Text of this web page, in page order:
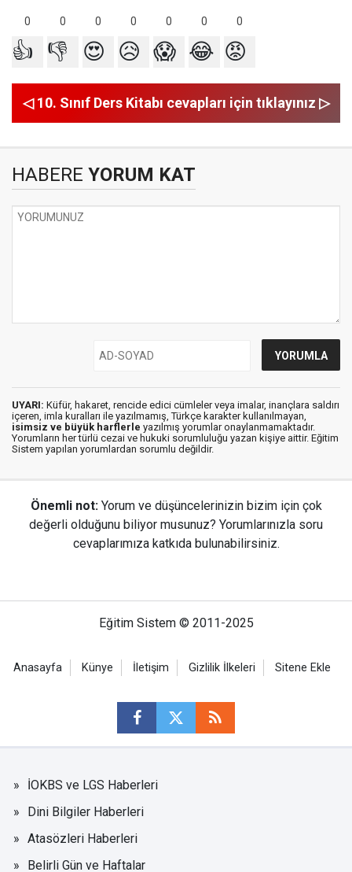
0 0 0 0 0 0 0
👍 👎 😍 😥 😱 😂 😡
◁ 10. Sınıf Ders Kitabı cevapları için tıklayınız ▷
HABERE YORUM KAT
UYARI: Küfür, hakaret, rencide edici cümleler veya imalar, inançlara saldırı
içeren, imla kuralları ile yazılmamış, Türkçe karakter kullanılmayan,
isimsiz ve büyük harflerle yazılmış yorumlar onaylanmamaktadır.
Yorumların her türlü cezai ve hukuki sorumluluğu yazan kişiye aittir. Eğitim
Sistem yapılan yorumlardan sorumlu değildir.
Önemli not: Yorum ve düşüncelerinizin bizim için çok
değerli olduğunu biliyor musunuz? Yorumlarınızla soru
cevaplarımıza katkıda bulunabilirsiniz.
Eğitim Sistem © 2011-2025
Anasayfa Künye İletişim Gizlilik İlkeleri Sitene Ekle
İOKBS ve LGS Haberleri
Dini Bilgiler Haberleri
Atasözleri Haberleri
Belirli Gün ve Haftalar